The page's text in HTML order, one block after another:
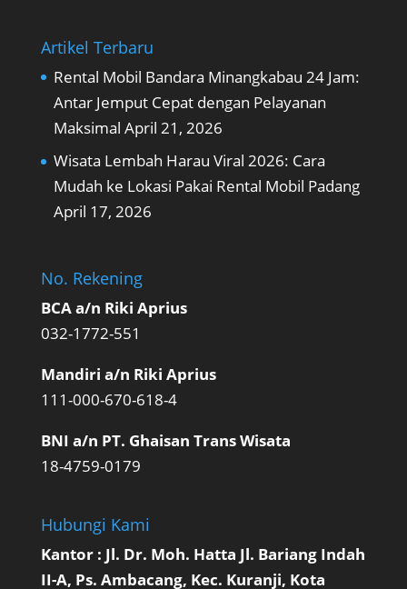
Artikel Terbaru
Rental Mobil Bandara Minangkabau 24 Jam:
Antar Jemput Cepat dengan Pelayanan
Maksimal April 21, 2026
Wisata Lembah Harau Viral 2026: Cara
Mudah ke Lokasi Pakai Rental Mobil Padang
April 17, 2026
No. Rekening
BCA a/n Riki Aprius
032-1772-551
Mandiri a/n Riki Aprius
111-000-670-618-4
BNI a/n PT. Ghaisan Trans Wisata
18-4759-0179
Hubungi Kami
Kantor : Jl. Dr. Moh. Hatta Jl. Bariang Indah
II-A, Ps. Ambacang, Kec. Kuranji, Kota